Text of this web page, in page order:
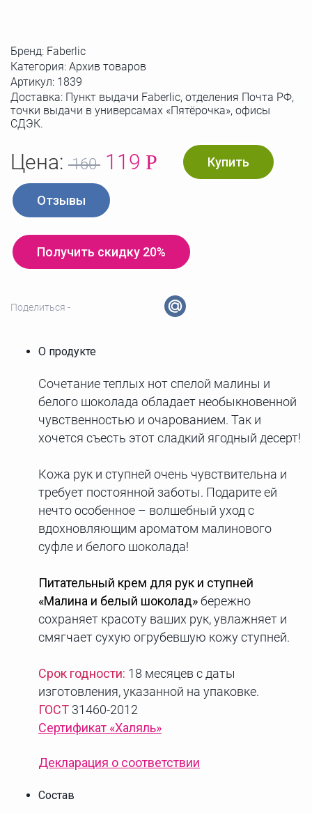
Бренд: Faberlic
Категория: Архив товаров
Артикул: 1839
Доставка: Пункт выдачи Faberlic, отделения Почта РФ,
точки выдачи в универсамах «Пятёрочка», офисы
СДЭК.
Цена: 160 119 Р Купить
Отзывы
Получить скидку 20%
Поделиться -
О продукте
Сочетание теплых нот спелой малины и
белого шоколада обладает необыкновенной
чувственностью и очарованием. Так и
хочется съесть этот сладкий ягодный десерт!
Кожа рук и ступней очень чувствительна и
требует постоянной заботы. Подарите ей
нечто особенное – волшебный уход с
вдохновляющим ароматом малинового
суфле и белого шоколада!
Питательный крем для рук и ступней
«Малина и белый шоколад»бережно
сохраняет красоту ваших рук, увлажняет и
смягчает сухую огрубевшую кожу ступней.
Срок годности: 18 месяцев с даты
изготовления, указанной на упаковке.
ГОСТ 31460-2012
Сертификат «Халяль»
Декларация о соответствии
Состав